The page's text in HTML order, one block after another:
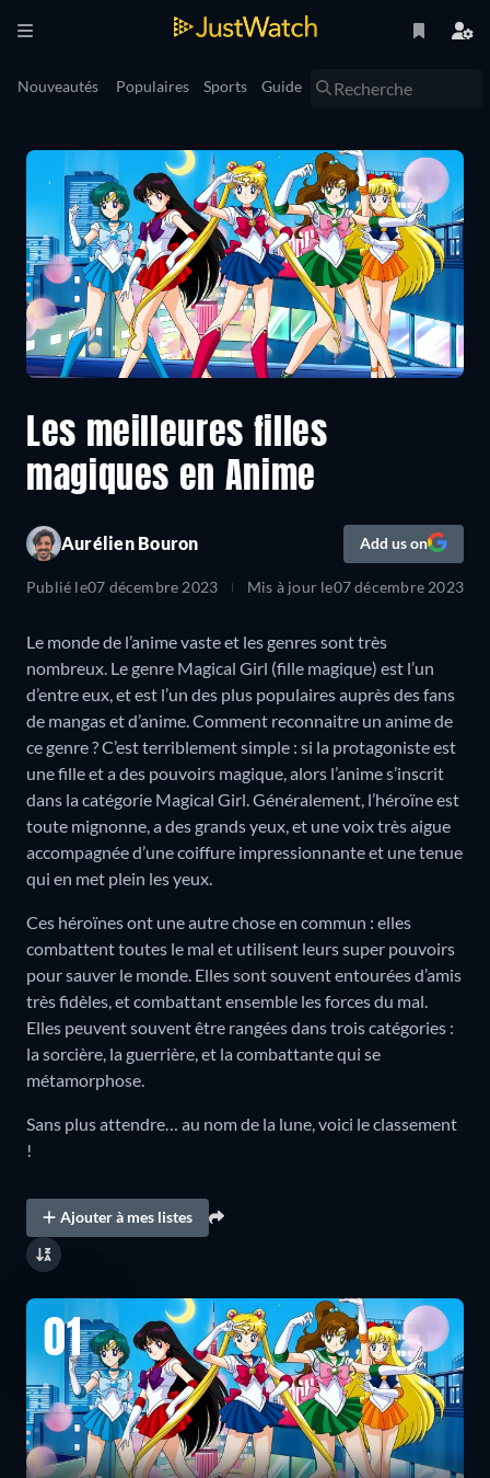
Nouveautés Populaires Sports Guide
Les meilleures filles
magiques en Anime
Aurélien Bouron Add us on
Publié le07 décembre 2023 Mis à jour le07 décembre 2023
Le monde de l’anime vaste et les genres sont très
nombreux. Le genre Magical Girl (fille magique) est l’un
d’entre eux, et est l’un des plus populaires auprès des fans
de mangas et d’anime. Comment reconnaitre un anime de
ce genre ? C’est terriblement simple : si la protagoniste est
une fille et a des pouvoirs magique, alors l’anime s’inscrit
dans la catégorie Magical Girl. Généralement, l’héroïne est
toute mignonne, a des grands yeux, et une voix très aigue
accompagnée d’une coiffure impressionnante et une tenue
qui en met plein les yeux.
Ces héroïnes ont une autre chose en commun : elles
combattent toutes le mal et utilisent leurs super pouvoirs
pour sauver le monde. Elles sont souvent entourées d’amis
très fidèles, et combattant ensemble les forces du mal.
Elles peuvent souvent être rangées dans trois catégories :
la sorcière, la guerrière, et la combattante qui se
métamorphose.
Sans plus attendre… au nom de la lune, voici le classement
!
Ajouter à mes listes
01